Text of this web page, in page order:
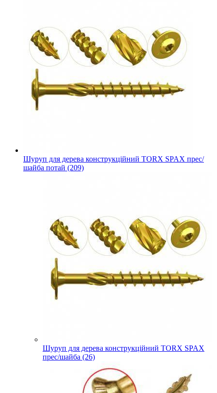
Шуруп для дерева конструкційний TORX SPAX прес/
шайба потай (209)
Шуруп для дерева конструкційний TORX SPAX
прес/шайба (26)